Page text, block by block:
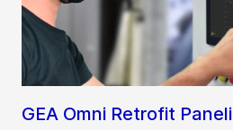
GEA Omni Retrofit Paneli